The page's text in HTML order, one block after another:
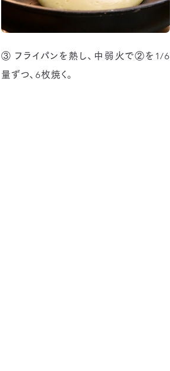
③ フライパンを熱し、中弱火で②を1/6
量ずつ、6枚焼く。